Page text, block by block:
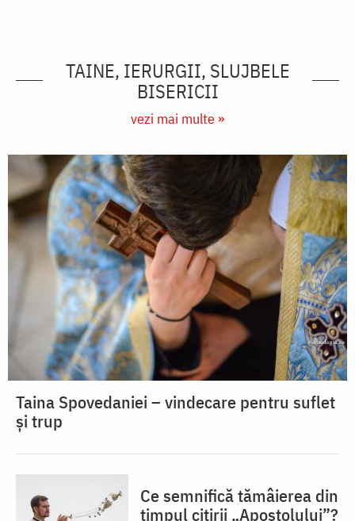
TAINE, IERURGII, SLUJBELE
BISERICII
vezi mai multe »
Taina Spovedaniei – vindecare pentru suflet
și trup
Ce semnifică tămâierea din
timpul citirii „Apostolului”?